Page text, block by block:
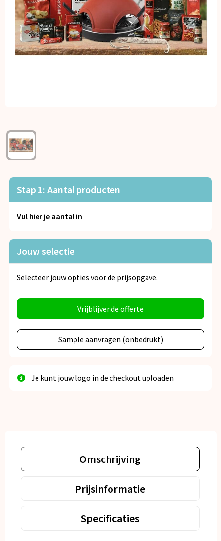
Kerst
Kinderen, Peuters en Baby's
Klokken, horloges en weerstations
Persoonlijke verzorging
Reisbenodigdheden
Schrijfwaren
Sleutelhangers en Lanyards
Spellen voor binnen en buiten
Veiligheid, Auto en Fiets
Vrije tijd en Strand
Stap 1: Aantal producten
Vul hier je aantal in
Jouw selectie
Selecteer jouw opties voor de prijsopgave.
Vrijblijvende offerte
Sample aanvragen (onbedrukt)
Je kunt jouw logo in de checkout uploaden
Omschrijving
Prijsinformatie
Specificaties